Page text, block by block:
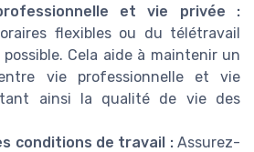
et vie privée :
flexibles ou du télétravail
Cela aide à maintenir un
vie professionnelle et vie
ainsi la qualité de vie des
conditions de travail :Assurez-